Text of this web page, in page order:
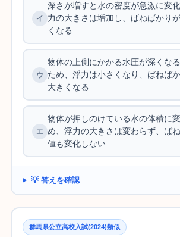
深さが増すと水の密度が急激に変
力の大きさは増加し、ばねばかり
くなる
物体の上側にかかる水圧が深くな
ため、浮力は小さくなり、ばねば
大きくなる
物体が押しのけている水の体積に
め、浮力の大きさは変わらず、ば
値も変化しない
💡 答えを確認
群馬県公立高校入試(2024)類似